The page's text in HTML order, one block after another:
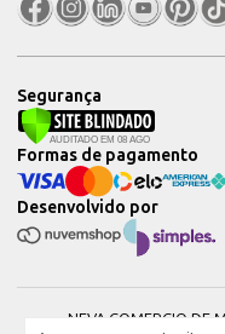
Segurança
Desenvolvido por
Formas de pagamento
NEVA COMERCIO DE